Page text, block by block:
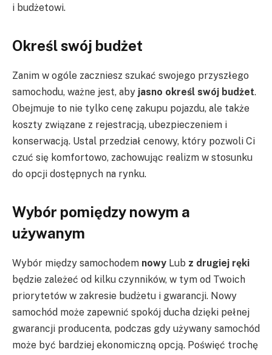
i budżetowi.
Określ swój budżet
Zanim w ogóle zaczniesz szukać swojego przyszłego
samochodu, ważne jest, aby jasno określ swój budżet.
Obejmuje to nie tylko cenę zakupu pojazdu, ale także
koszty związane z rejestracją, ubezpieczeniem i
konserwacją. Ustal przedział cenowy, który pozwoli Ci
czuć się komfortowo, zachowując realizm w stosunku
do opcji dostępnych na rynku.
Wybór pomiędzy nowym a
używanym
Wybór między samochodem nowy Lub z drugiej ręki
będzie zależeć od kilku czynników, w tym od Twoich
priorytetów w zakresie budżetu i gwarancji. Nowy
samochód może zapewnić spokój ducha dzięki pełnej
gwarancji producenta, podczas gdy używany samochód
może być bardziej ekonomiczną opcją. Poświęć trochę